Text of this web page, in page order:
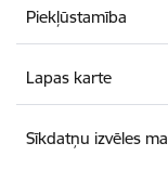
Piekļūstamība
Lapas karte
Sīkdatņu izvēles